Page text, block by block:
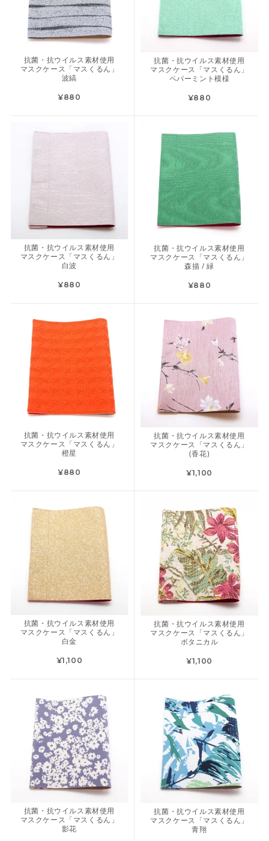
抗菌・抗ウイルス素材使用
マスクケース「マスくるん」
波縞
¥880
抗菌・抗ウイルス素材使用
マスクケース「マスくるん」
ペパーミント模様
¥880
抗菌・抗ウイルス素材使用
マスクケース「マスくるん」
白波
¥880
抗菌・抗ウイルス素材使用
マスクケース「マスくるん」
森描 / 緑
¥880
抗菌・抗ウイルス素材使用
マスクケース「マスくるん」
橙星
¥880
抗菌・抗ウイルス素材使用
マスクケース「マスくるん」
(香花)
¥1,100
抗菌・抗ウイルス素材使用
マスクケース「マスくるん」
白金
¥1,100
抗菌・抗ウイルス素材使用
マスクケース「マスくるん」
ボタニカル
¥1,100
抗菌・抗ウイルス素材使用
マスクケース「マスくるん」
影花
抗菌・抗ウイルス素材使用
マスクケース「マスくるん」
青翔